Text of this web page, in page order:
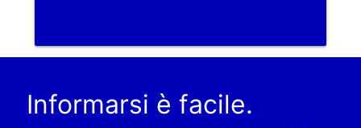
Informarsi è facile.